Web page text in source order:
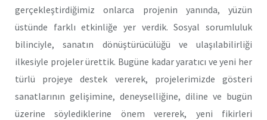
gerçekleştirdiğimiz onlarca projenin yanında, yüzün
üstünde farklı etkinliğe yer verdik. Sosyal sorumluluk
bilinciyle, sanatın dönüştürücülüğü ve ulaşılabilirliği
ilkesiyle projeler ürettik. Bugüne kadar yaratıcı ve yeni her
türlü projeye destek vererek, projelerimizde gösteri
sanatlarının gelişimine, deneyselliğine, diline ve bugün
üzerine söylediklerine önem vererek, yeni fikirleri